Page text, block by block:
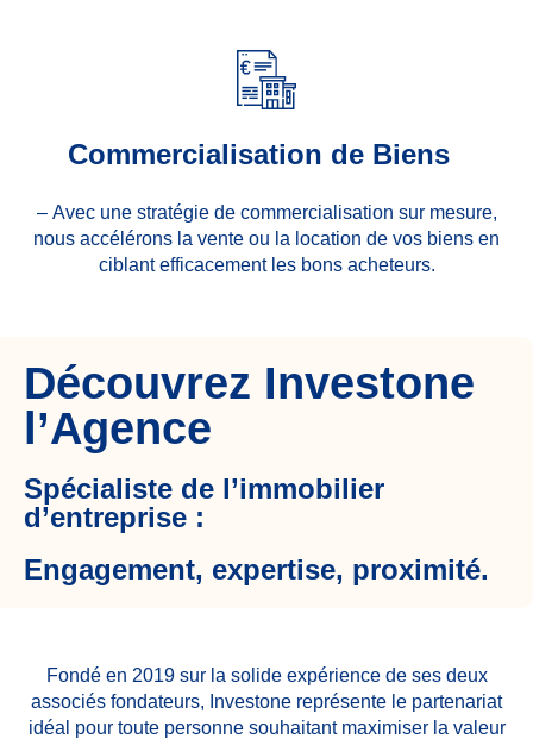
Commercialisation de Biens
– Avec une stratégie de commercialisation sur mesure,
nous accélérons la vente ou la location de vos biens en
ciblant efficacement les bons acheteurs.
Découvrez Investone
l’Agence
Spécialiste de l’immobilier
d’entreprise :
Engagement, expertise, proximité.
Fondé en 2019 sur la solide expérience de ses deux
associés fondateurs, Investone représente le partenariat
idéal pour toute personne souhaitant maximiser la valeur